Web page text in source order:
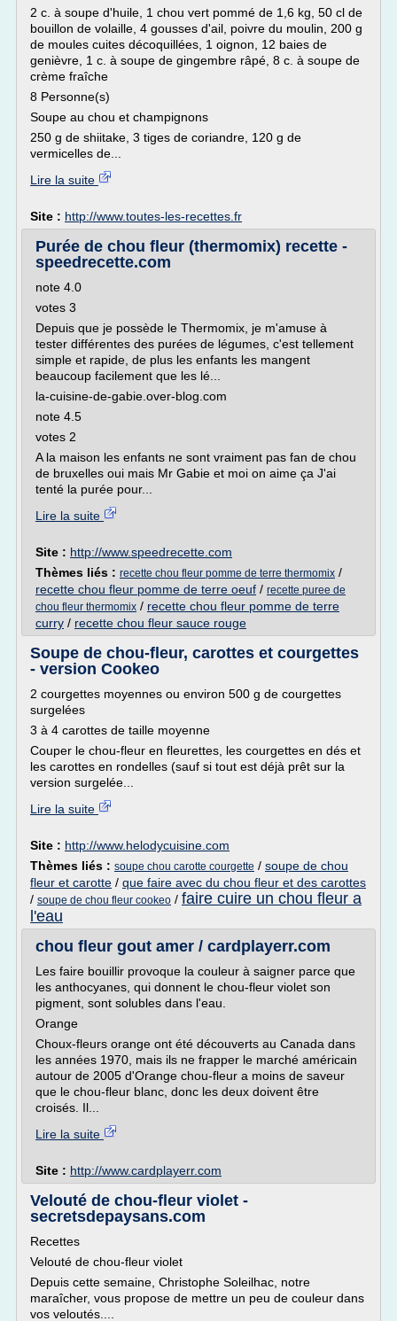
2 c. à soupe d'huile, 1 chou vert pommé de 1,6 kg, 50 cl de
bouillon de volaille, 4 gousses d'ail, poivre du moulin, 200 g
de moules cuites décoquillées, 1 oignon, 12 baies de
genièvre, 1 c. à soupe de gingembre râpé, 8 c. à soupe de
crème fraîche
8 Personne(s)
Soupe au chou et champignons
250 g de shiitake, 3 tiges de coriandre, 120 g de
vermicelles de...
Lire la suite
Site : http://www.toutes-les-recettes.fr
Purée de chou fleur (thermomix) recette -
speedrecette.com
note 4.0
votes 3
Depuis que je possède le Thermomix, je m'amuse à
tester différentes des purées de légumes, c'est tellement
simple et rapide, de plus les enfants les mangent
beaucoup facilement que les lé...
la-cuisine-de-gabie.over-blog.com
note 4.5
votes 2
A la maison les enfants ne sont vraiment pas fan de chou
de bruxelles oui mais Mr Gabie et moi on aime ça J'ai
tenté la purée pour...
Lire la suite
Site : http://www.speedrecette.com
Thèmes liés : recette chou fleur pomme de terre thermomix /
recette chou fleur pomme de terre oeuf / recette puree de
chou fleur thermomix / recette chou fleur pomme de terre
curry / recette chou fleur sauce rouge
Soupe de chou-fleur, carottes et courgettes
- version Cookeo
2 courgettes moyennes ou environ 500 g de courgettes
surgelées
3 à 4 carottes de taille moyenne
Couper le chou-fleur en fleurettes, les courgettes en dés et
les carottes en rondelles (sauf si tout est déjà prêt sur la
version surgelée...
Lire la suite
Site : http://www.helodycuisine.com
Thèmes liés : soupe chou carotte courgette / soupe de chou
fleur et carotte / que faire avec du chou fleur et des carottes
/ soupe de chou fleur cookeo / faire cuire un chou fleur a
l'eau
chou fleur gout amer / cardplayerr.com
Les faire bouillir provoque la couleur à saigner parce que
les anthocyanes, qui donnent le chou-fleur violet son
pigment, sont solubles dans l'eau.
Orange
Choux-fleurs orange ont été découverts au Canada dans
les années 1970, mais ils ne frapper le marché américain
autour de 2005 d'Orange chou-fleur a moins de saveur
que le chou-fleur blanc, donc les deux doivent être
croisés. Il...
Lire la suite
Site : http://www.cardplayerr.com
Velouté de chou-fleur violet -
secretsdepaysans.com
Recettes
Velouté de chou-fleur violet
Depuis cette semaine, Christophe Soleilhac, notre
maraîcher, vous propose de mettre un peu de couleur dans
vos veloutés....